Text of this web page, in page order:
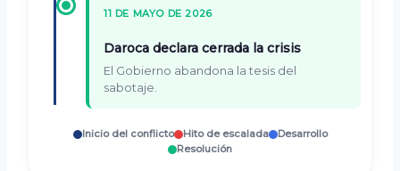
11 DE MAYO DE 2026
Daroca declara cerrada la crisis
El Gobierno abandona la tesis del
sabotaje.
Inicio del conflicto Hito de escalada
Desarrollo
Resolución